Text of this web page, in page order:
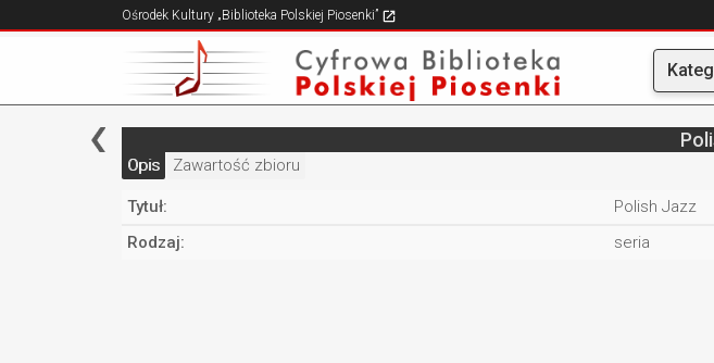
Ośrodek Kultury „Biblioteka Polskiej Piosenki”
Opis Zawartość zbioru
Tytuł:
Polish Jazz
Rodzaj:
seria